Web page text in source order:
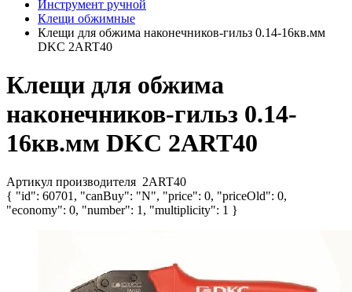
Инструмент ручной
Клещи обжимные
Клещи для обжима наконечников-гильз 0.14-16кв.мм
DKC 2ART40
Клещи для обжима
наконечников-гильз 0.14-
16кв.мм DKC 2ART40
Артикул производителя 2ART40
{ "id": 60701, "canBuy": "N", "price": 0, "priceOld": 0,
"economy": 0, "number": 1, "multiplicity": 1 }